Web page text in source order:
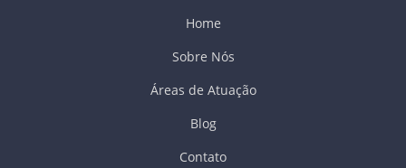
Home
Sobre Nós
Áreas de Atuação
Blog
Contato